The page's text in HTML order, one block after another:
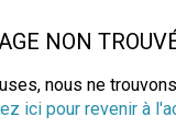
NON
nous ne
ici pour revenir à